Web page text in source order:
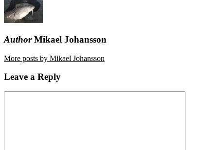
AuthorMikael Johansson
More posts by Mikael Johansson
Leave a Reply